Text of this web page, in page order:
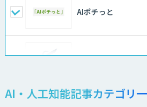
AIポチっと
FleGrowthのDX/AI
AI・人工知能記事カテゴリ